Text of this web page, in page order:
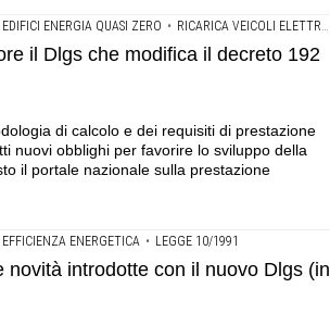
EDIFICI ENERGIA QUASI ZERO • RICARICA VEICOLI ELETTRICI
il Dlgs che modifica il decreto 192
di calcolo e dei requisiti di prestazione
nuovi obblighi per favorire lo sviluppo della
il portale nazionale sulla prestazione
EFFICIENZA ENERGETICA • LEGGE 10/1991
introdotte con il nuovo Dlgs (in